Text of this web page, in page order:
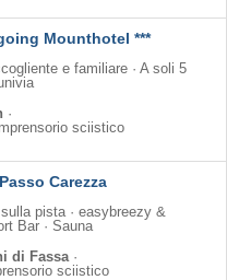
Mounthotel ***
e familiare · A soli 5
·
sciistico
Carezza
pista · easybreezy &
Bar · Sauna
di Fassa·
sciistico